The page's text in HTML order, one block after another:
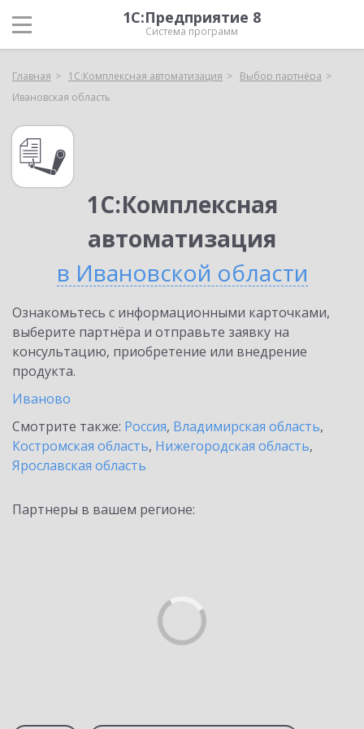
1С:Предприятие 8
Система программ
Главная 1С:Комплексная автоматизация
Выбор партнёра
Ивановская область
1С:Комплексная
автоматизация
в Ивановской области
Ознакомьтесь с информационными карточками,
выберите партнёра и отправьте заявку на
консультацию, приобретение или внедрение
продукта.
Иваново
Смотрите также: Россия, Владимирская область,
Костромская область, Нижегородская область,
Ярославская область
Партнеры в вашем регионе: